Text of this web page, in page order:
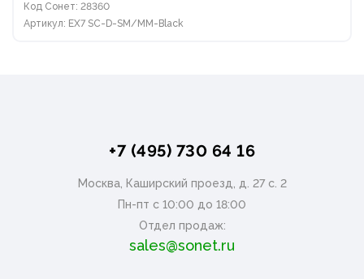
Код Сонет: 28360
Артикул: EX7 SC-D-SM/MM-Black
+7 (495) 730 64 16
Москва, Каширский проезд, д. 27 с. 2
Пн-пт с 10:00 до 18:00
Отдел продаж:
sales@sonet.ru